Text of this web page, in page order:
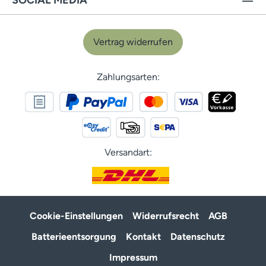
Vertrag widerrufen
Zahlungsarten:
Versandart:
Cookie-Einstellungen Widerrufsrecht
AGB
Batterieentsorgung
Kontakt
Datenschutz
Impressum